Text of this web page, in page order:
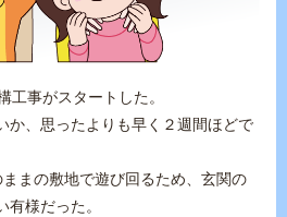
事がスタートした。
か、思ったよりも早く２週間ほどで
まの敷地で遊び回るため、玄関の
様だった。